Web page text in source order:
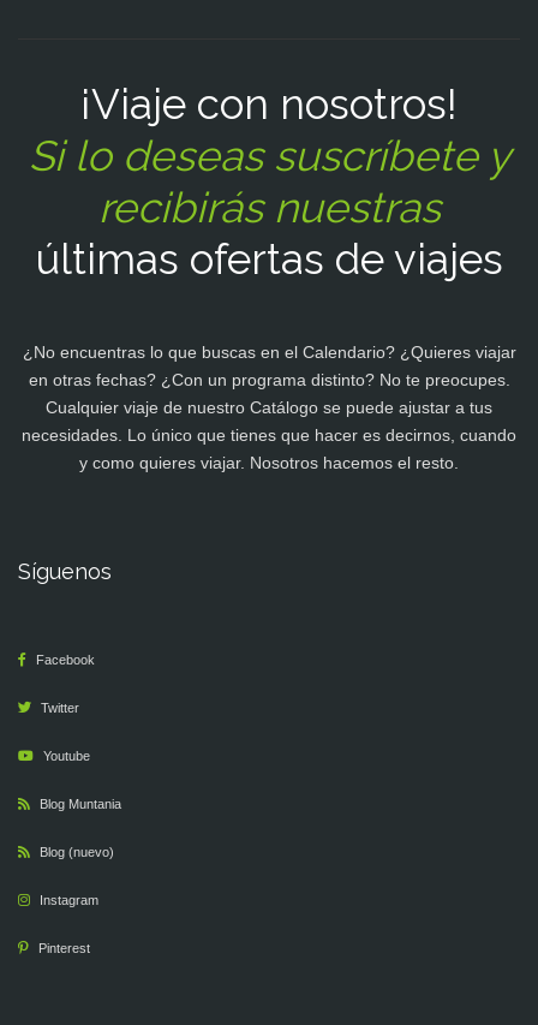
¡Viaje con nosotros!
Si lo deseas suscríbete y
recibirás nuestras
últimas ofertas de viajes
¿No encuentras lo que buscas en el Calendario? ¿Quieres viajar
en otras fechas? ¿Con un programa distinto? No te preocupes.
Cualquier viaje de nuestro Catálogo se puede ajustar a tus
necesidades. Lo único que tienes que hacer es decirnos, cuando
y como quieres viajar. Nosotros hacemos el resto.
Síguenos
Facebook
Twitter
Youtube
Blog Muntania
Blog (nuevo)
Instagram
Pinterest